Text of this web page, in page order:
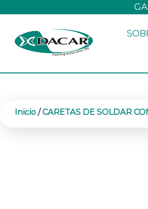
contenido
Inicio /CARETAS DE SOLDAR